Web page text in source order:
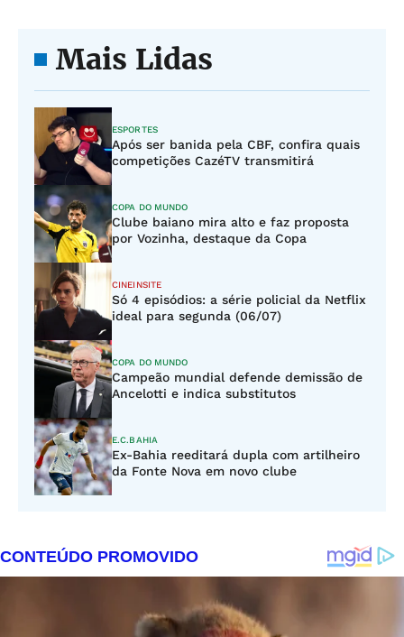
Mais Lidas
ESPORTES
Após ser banida pela CBF, confira quais
competições CazéTV transmitirá
COPA DO MUNDO
Clube baiano mira alto e faz proposta
por Vozinha, destaque da Copa
CINEINSITE
Só 4 episódios: a série policial da Netflix
ideal para segunda (06/07)
COPA DO MUNDO
Campeão mundial defende demissão de
Ancelotti e indica substitutos
E.C.BAHIA
Ex-Bahia reeditará dupla com artilheiro
da Fonte Nova em novo clube